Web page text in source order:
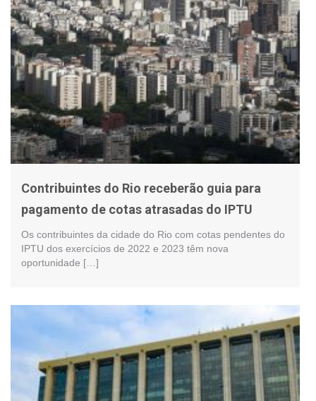
Contribuintes do Rio receberão guia para
pagamento de cotas atrasadas do IPTU
Os contribuintes da cidade do Rio com cotas pendentes do
IPTU dos exercícios de 2022 e 2023 têm nova
oportunidade […]